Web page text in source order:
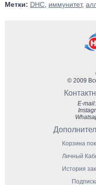
Метки: DHC иммунитет,
© 2009
E-mail:
Корзина
Личный
История